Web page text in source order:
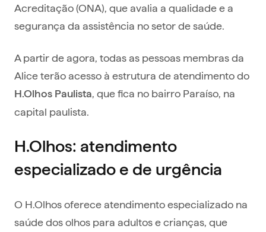
Acreditação (ONA), que avalia a qualidade e a
segurança da assistência no setor de saúde.
A partir de agora, todas as pessoas membras da
Alice terão acesso à estrutura de atendimento do
H.Olhos Paulista, que fica no bairro Paraíso, na
capital paulista.
H.Olhos: atendimento
especializado e de urgência
O H.Olhos oferece atendimento especializado na
saúde dos olhos para adultos e crianças, que